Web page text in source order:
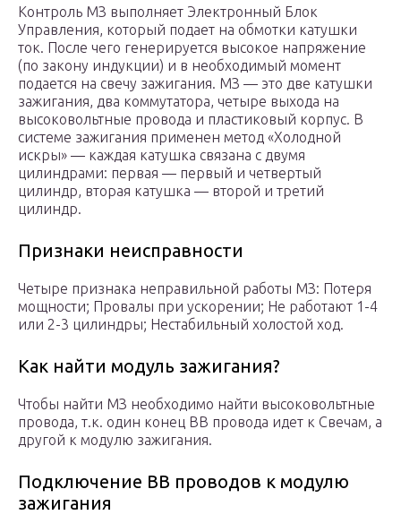
Контроль МЗ выполняет Электронный Блок
Управления, который подает на обмотки катушки
ток. После чего генерируется высокое напряжение
(по закону индукции) и в необходимый момент
подается на свечу зажигания. МЗ — это две катушки
зажигания, два коммутатора, четыре выхода на
высоковольтные провода и пластиковый корпус. В
системе зажигания применен метод «Холодной
искры» — каждая катушка связана с двумя
цилиндрами: первая — первый и четвертый
цилиндр, вторая катушка — второй и третий
цилиндр.
Признаки неисправности
Четыре признака неправильной работы МЗ: Потеря
мощности; Провалы при ускорении; Не работают 1-4
или 2-3 цилиндры; Нестабильный холостой ход.
Как найти модуль зажигания?
Чтобы найти МЗ необходимо найти высоковольтные
провода, т.к. один конец ВВ провода идет к Свечам, а
другой к модулю зажигания.
Подключение ВВ проводов к модулю
зажигания